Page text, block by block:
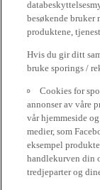
besøkende bruker
produktene,
Hvis du gir ditt
bruke sporings /
Cookies for
annonser av våre
vår hjemmeside
medier, som
eksempel
handlekurven din
tredjeparter og